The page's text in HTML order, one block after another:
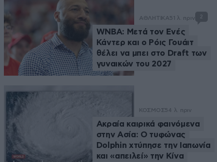
ΑΘΛΗΤΙΚΑ51 λ. πριν 2
WNBA: Μετά τον Ενές
Κάντερ και ο Ρόις Γουάιτ
θέλει να μπει στο Draft των
γυναικών του 2027
ΚΟΣΜΟΣ54 λ. πριν
Ακραία καιρικά φαινόμενα
στην Ασία: Ο τυφώνας
Dolphin χτύπησε την Ιαπωνία
και «απειλεί» την Κίνα